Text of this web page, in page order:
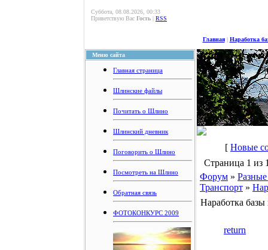
Суббота, 08.08.2026, 00:33
Приветствую Вас Гость | RSS
Главная| Наработка
Меню сайта
Главная страница
Шлинские файлы
Почитать о Шлино
Шлинский дневник
Поговорить о Шлино
Посмотреть на Шлино
Обратная связь
ФОТОКОНКУРС 2009
[ Новые
Страница 1 из
Форум »
Транспорт »
Наработка базы
return